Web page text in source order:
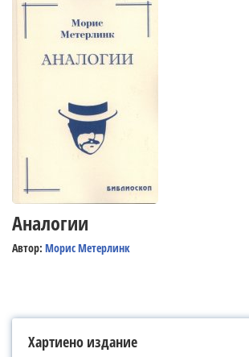
Аналогии
Автор: Морис Метерлинк
Хартиено издание